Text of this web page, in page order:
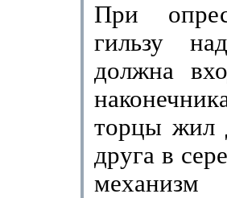
При
гильзу
должна
торцы жил
друга в